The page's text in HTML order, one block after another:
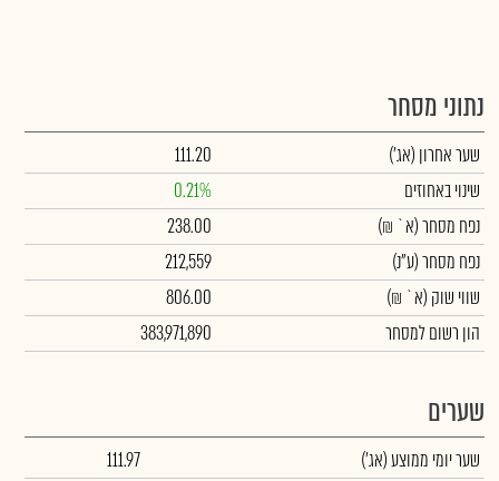
נתוני מסחר
שער אחרון (אג')
111.20
שינוי באחוזים
0.21%
נפח מסחר(א` ₪)
238.00
נפח מסחר(ע"נ)
212,559
שווי שוק (א` ₪)
806.00
הון רשום למסחר
383,971,890
שערים
שער יומי ממוצע(אג')
111.97